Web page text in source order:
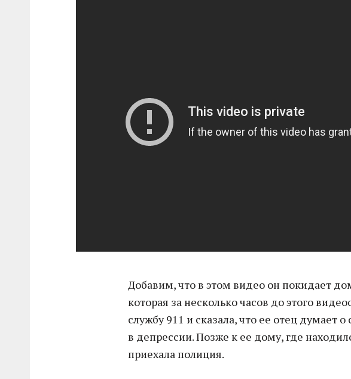
Добавим, что в этом видео он покидает
которая за несколько часов до этого
службу 911 и сказала, что ее отец думает
в депрессии. Позже к ее дому, где
приехала полиция.